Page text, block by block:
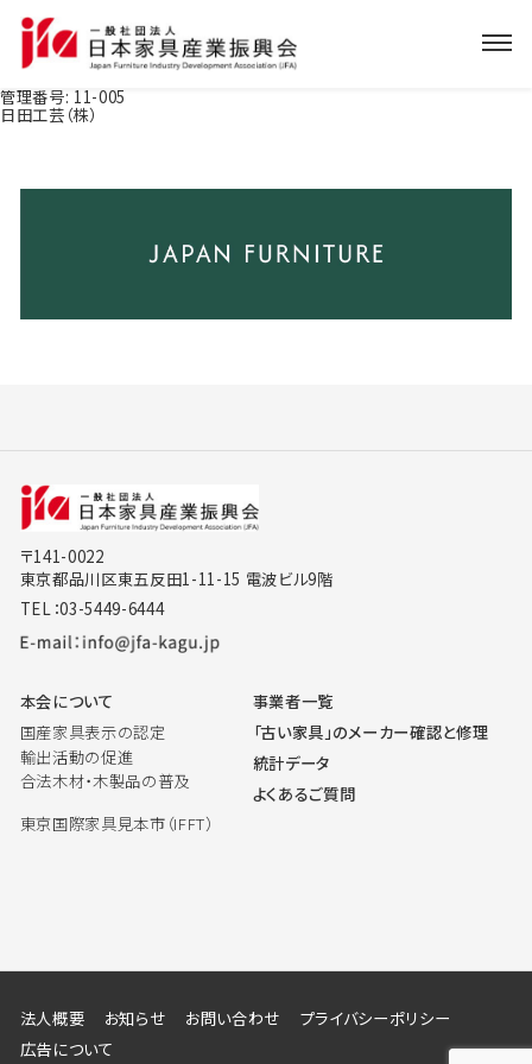
管理番号: 11-005
日田工芸（株）
〒141-0022
東京都品川区東五反田1-11-15 電波ビル9階
TEL：03-5449-6444
本会について
国産家具表示の認定
輸出活動の促進
合法木材・木製品の普及
東京国際家具見本市（IFFT）
事業者一覧
「古い家具」のメーカー確認と修理
統計データ
よくあるご質問
法人概要 お知らせ お問い合わせ
プライバシーポリシー
広告について